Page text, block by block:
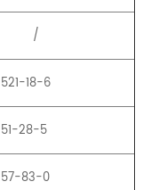
/
521-18-6
51-28-5
57-83-0